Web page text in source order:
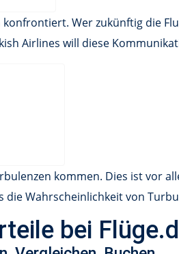
Wer zukünftig die
Airlines will diese
kommen. Dies ist vor
Wahrscheinlichkeit von
bei